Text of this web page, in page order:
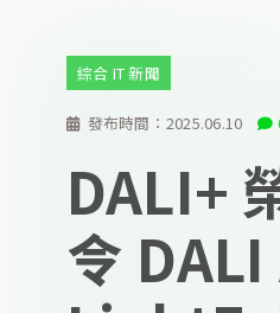
發布時間： 2025.06.10
綜合 IT 新聞
DALI+
令